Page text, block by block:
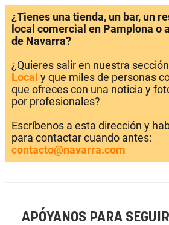
¿Tienes una tienda, un bar, un
local comercial en Pamplona o
de Navarra?
¿Quieres salir en nuestra
Local y que miles de personas
que ofreces con una noticia y
por profesionales?
Escríbenos a esta dirección y
para contactar cuando antes:
contacto@navarra.com
APÓYANOS PARA